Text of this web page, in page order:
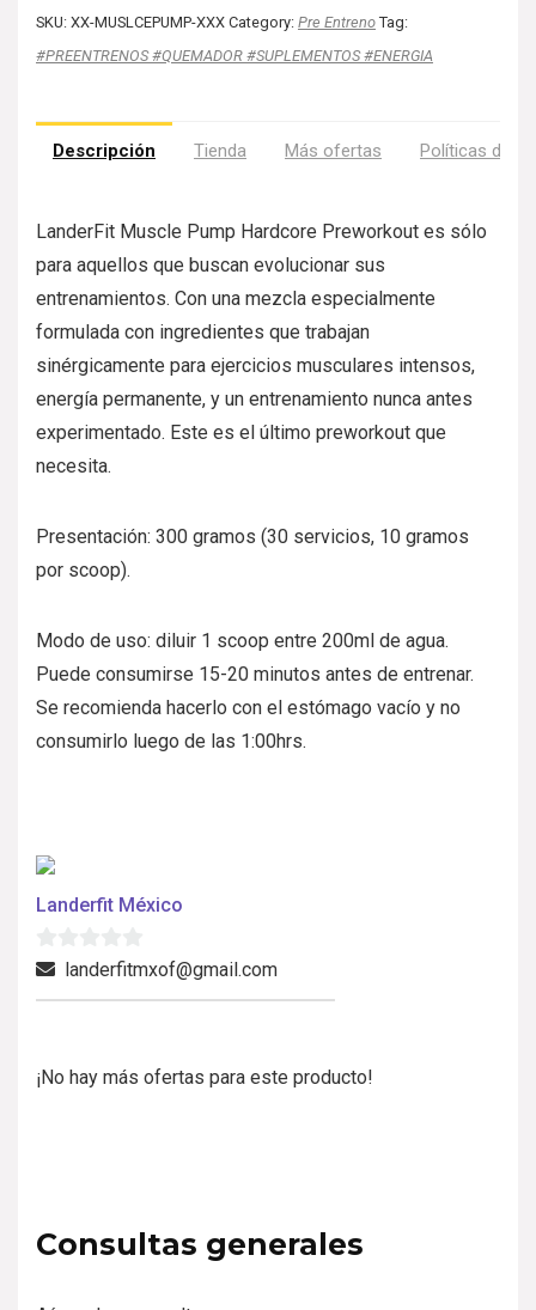
SKU: XX-MUSLCEPUMP-XXX Category: Pre Entreno Tag:
#PREENTRENOS #QUEMADOR #SUPLEMENTOS #ENERGIA
Descripción Tienda Más ofertas Políticas de la
LanderFit Muscle Pump Hardcore Preworkout es sólo
para aquellos que buscan evolucionar sus
entrenamientos. Con una mezcla especialmente
formulada con ingredientes que trabajan
sinérgicamente para ejercicios musculares intensos,
energía permanente, y un entrenamiento nunca antes
experimentado. Este es el último preworkout que
necesita.
Presentación: 300 gramos (30 servicios, 10 gramos
por scoop).
Modo de uso: diluir 1 scoop entre 200ml de agua.
Puede consumirse 15-20 minutos antes de entrenar.
Se recomienda hacerlo con el estómago vacío y no
consumirlo luego de las 1:00hrs.
Landerfit México
0
d
landerfitmxof@gmail.com
¡No hay más ofertas para este producto!
Consultas generales